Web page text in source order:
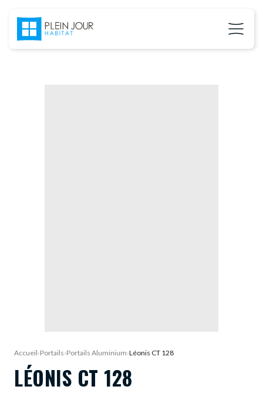
Accueil›Portails›Portails Aluminium›Léonis CT 128
LÉONIS CT 128